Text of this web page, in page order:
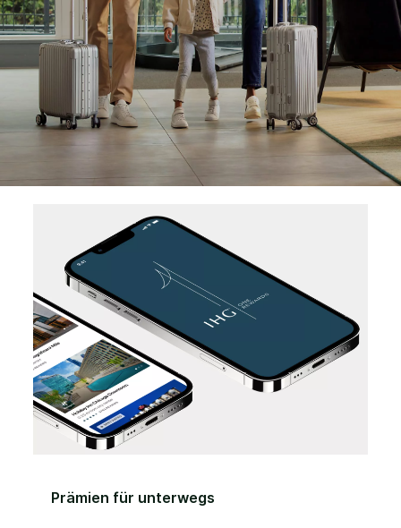
Prämien für unterwegs